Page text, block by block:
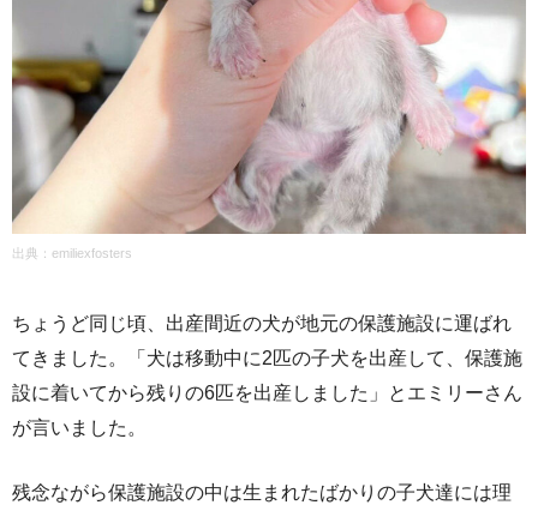
出典： emiliexfosters
ちょうど同じ頃、出産間近の犬が地元の保護施設に運ばれ
てきました。「犬は移動中に2匹の子犬を出産して、保護施
設に着いてから残りの6匹を出産しました」とエミリーさん
が言いました。
残念ながら保護施設の中は生まれたばかりの子犬達には理